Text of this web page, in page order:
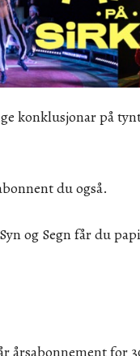
konklusjonar på
du også.
og Segn får du
årsabonnement for